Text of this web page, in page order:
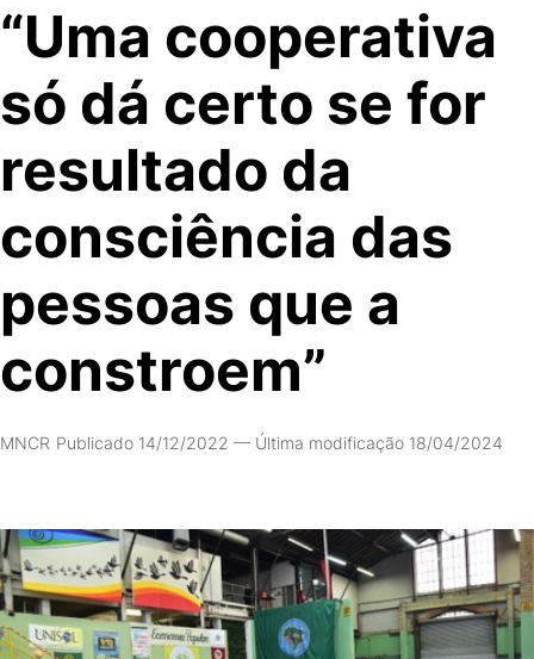
“Uma cooperativa
só dá certo se for
resultado da
consciência das
pessoas que a
constroem”
MNCR Publicado 14/12/2022 — Última modificação 18/04/2024